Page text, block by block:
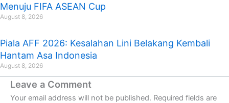
Menuju FIFA ASEAN Cup
August 8, 2026
Piala AFF 2026: Kesalahan Lini Belakang Kembali
Hantam Asa Indonesia
August 8, 2026
Leave a Comment
Your email address will not be published. Required fields are